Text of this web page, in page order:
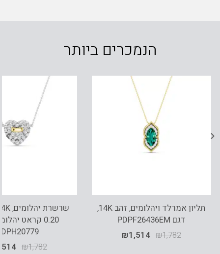
הנמכרים ביותר
תליון אמרלד ויהלומים, זהב 14K,
דגם PDPF26436EM
₪1,782
₪1,514
0.20 קראט
₪1,782